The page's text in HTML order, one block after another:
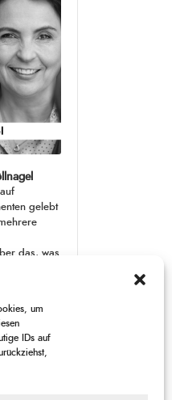
um
IDs auf
gelebt
das, was
JUMP
FORWARD
THIS